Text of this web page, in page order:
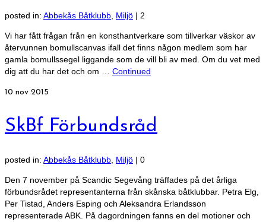
posted in: Abbekås Båtklubb Miljö | 2
Vi har fått frågan från en konsthantverkare som tillverkar väskor av
återvunnen bomullscanvas ifall det finns någon medlem som har
gamla bomullssegel liggande som de vill bli av med. Om du vet med
dig att du har det och om … Continued
10 nov 2015
SkBf Förbundsråd
posted in: Abbekås Båtklubb Miljö | 0
Den 7 november på Scandic Segevång träffades på det årliga
förbundsrådet representanterna från skånska båtklubbar. Petra Elg,
Per Tistad, Anders Esping och Aleksandra Erlandsson
representerade ABK. På dagordningen fanns en del motioner och